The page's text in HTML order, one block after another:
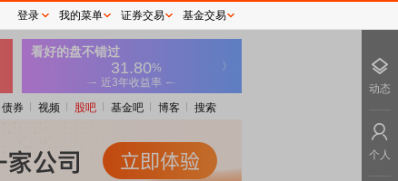
债券 视频 股吧 基金吧 博客 搜索
登录 我的菜单 证券交易 基金交易
动态
个人